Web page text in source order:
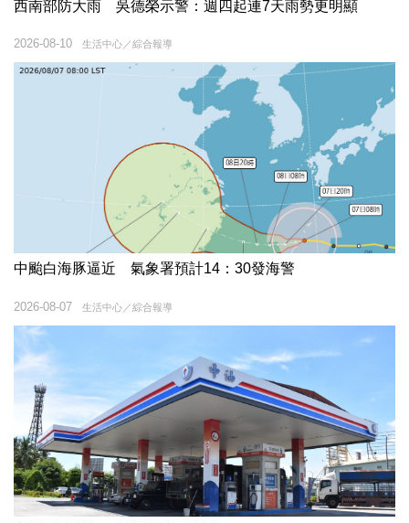
西南部防大雨 吳德榮示警：週四起連7天雨勢更明顯
生活中心／綜合報導
2026-08-10
中颱白海豚逼近 氣象署預計14：30發海警
生活中心／綜合報導
2026-08-07